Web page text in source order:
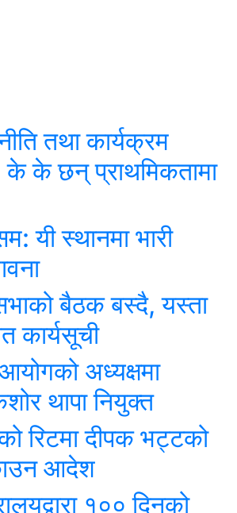
तथा कार्यक्रम
के के छन् प्राथमिकतामा
यी स्थानमा भारी
बैठक बस्दै, यस्ता
कार्यसूची
अध्यक्षमा
थापा नियुक्त
रिटमा दीपक भट्टको
आदेश
१०० दिनको